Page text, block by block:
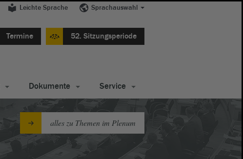
Leichte Sprache Sprachauswahl
Termine 52. Sitzungsperiode
Dokumente Service
alles zu Themen im Plenum